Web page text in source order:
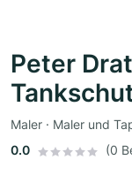
Peter
Maler · Maler und
0.0
(0